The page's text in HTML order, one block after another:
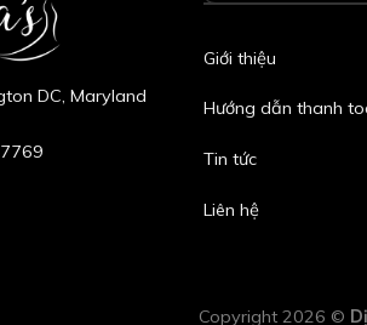
DC, Maryland
Giới thiệu
Hướng dẫn thanh
Tin tức
Liên hệ
Copyright 2026 ©